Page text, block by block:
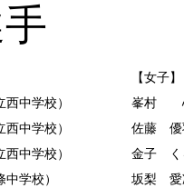
中学校）
中学校）
中学校）
学校）
【女子】
峯村 心
佐藤 優
金子 く
坂梨 愛